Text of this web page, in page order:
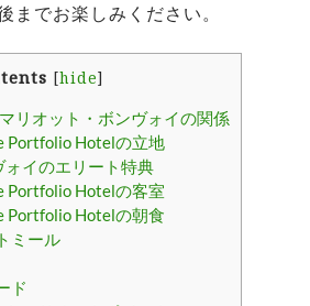
までお楽しみください。
[hide]
リオット・ボンヴォイの関係
Portfolio Hotelの立地
イのエリート特典
Portfolio Hotelの客室
Portfolio Hotelの朝食
ミール
ド